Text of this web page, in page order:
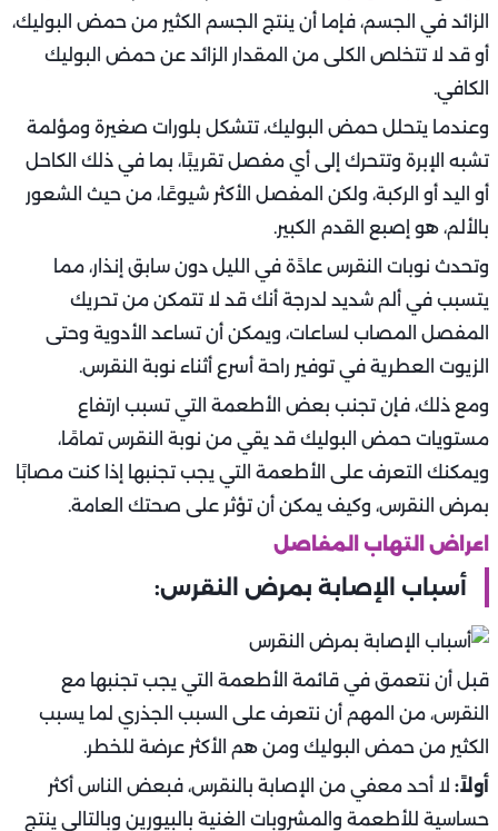
الزائد في الجسم، فإما أن ينتج الجسم الكثير من حمض البوليك،
أو قد لا تتخلص الكلى من المقدار الزائد عن حمض البوليك
الكافي.
وعندما يتحلل حمض البوليك، تتشكل بلورات صغيرة ومؤلمة
تشبه الإبرة وتتحرك إلى أي مفصل تقريبًا، بما في ذلك الكاحل
أو اليد أو الركبة، ولكن المفصل الأكثر شيوعًا، من حيث الشعور
بالألم، هو إصبع القدم الكبير.
وتحدث نوبات النقرس عادًة في الليل دون سابق إنذار، مما
يتسبب في ألم شديد لدرجة أنك قد لا تتمكن من تحريك
المفصل المصاب لساعات، ويمكن أن تساعد الأدوية وحتى
الزيوت العطرية في توفير راحة أسرع أثناء نوبة النقرس.
ومع ذلك، فإن تجنب بعض الأطعمة التي تسبب ارتفاع
مستويات حمض البوليك قد يقي من نوبة النقرس تمامًا،
ويمكنك التعرف على الأطعمة التي يجب تجنبها إذا كنت مصابًا
بمرض النقرس، وكيف يمكن أن تؤثر على صحتك العامة.
اعراض التهاب المفاصل
أسباب الإصابة بمرض النقرس:
قبل أن نتعمق في قائمة الأطعمة التي يجب تجنبها مع
النقرس، من المهم أن نتعرف على السبب الجذري لما يسبب
الكثير من حمض البوليك ومن هم الأكثر عرضة للخطر.
أولاً: لا أحد معفي من الإصابة بالنقرس، فبعض الناس أكثر
حساسية للأطعمة والمشروبات الغنية بالبيورين وبالتالي ينتج